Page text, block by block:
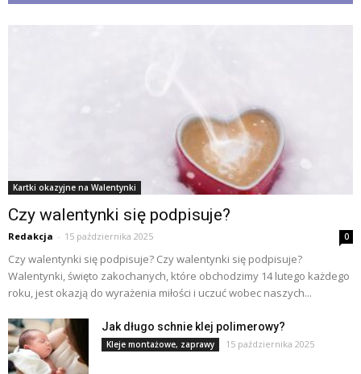
Kartki okazyjne na Walentynki
Czy walentynki się podpisuje?
Redakcja - 15 października 2025 0
Czy walentynki się podpisuje? Czy walentynki się podpisuje?
Walentynki, święto zakochanych, które obchodzimy 14 lutego każdego
roku, jest okazją do wyrażenia miłości i uczuć wobec naszych...
Jak długo schnie klej polimerowy?
Kleje montażowe, zaprawy 15 października 2025